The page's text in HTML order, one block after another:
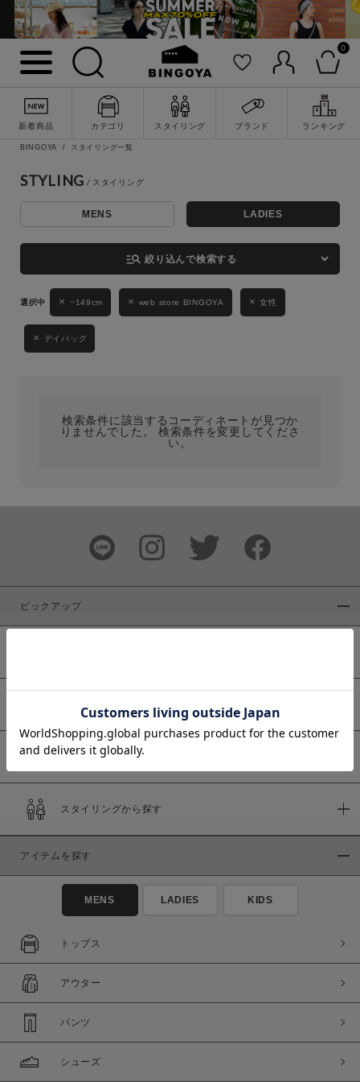
0
新着商品 カテゴリ スタイリング ブランド ランキング
詳細検索
キーワード
性別
MENS LADIES KIDS
ブランド
商品タイプ
通常商品
セール価格
在庫
在庫あり
BINGOYA スタイリング一覧
STYLING
MENS LADIES
manage_search 絞り込んで検索する
~149cm web store BINGOYA 女性
デイバッグ
検索条件に該当するコーディネートが見つか
りませんでした。 検索条件を変更してくださ
い。
ピックアップ
予約商品
スタイリングから探す
アイテムを探す
MENS LADIES KIDS
トップス
アウター
パンツ
シューズ